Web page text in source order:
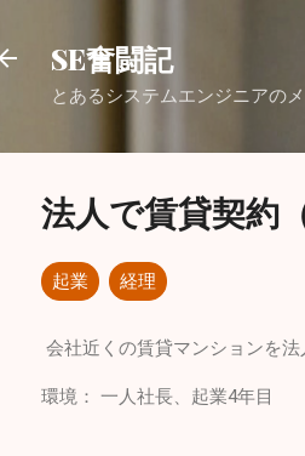
SE奮闘記
とあるシステムエンジニアの
法人で賃貸契約
起業 経理
会社近くの賃貸マンションを
環境： 一人社長、起業4年目